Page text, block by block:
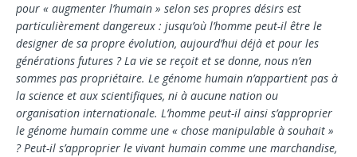
pour « augmenter l’humain » selon ses propres désirs est
particulièrement dangereux : jusqu’où l’homme peut-il être le
designer de sa propre évolution, au­jourd’hui déjà et pour les
générations futures ? La vie se reçoit et se donne, nous n’en
sommes pas pro­priétaire. Le génome humain n’appartient pas à
la science et aux scientifiques, ni à aucune nation ou
organisation internationale. L’homme peut-il ainsi s’approprier
le génome humain comme une « chose manipulable à souhait »
? Peut-il s’approprier le vi­vant humain comme une marchandise,